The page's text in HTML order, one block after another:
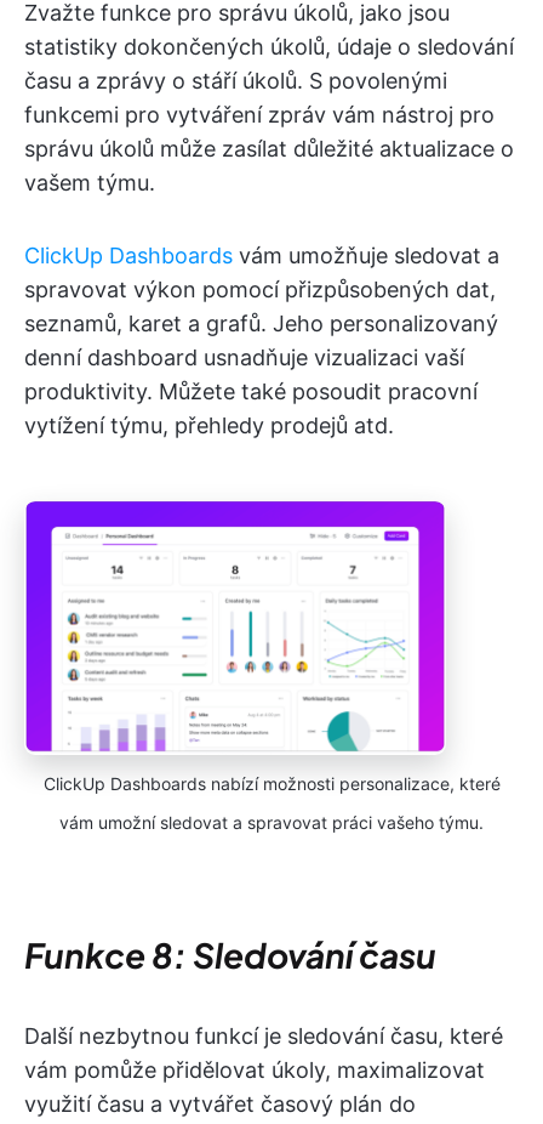
Zvažte funkce pro správu úkolů, jako jsou
statistiky dokončených úkolů, údaje o sledování
času a zprávy o stáří úkolů. S povolenými
funkcemi pro vytváření zpráv vám nástroj pro
správu úkolů může zasílat důležité aktualizace o
vašem týmu.
ClickUp Dashboards vám umožňuje sledovat a
spravovat výkon pomocí přizpůsobených dat,
seznamů, karet a grafů. Jeho personalizovaný
denní dashboard usnadňuje vizualizaci vaší
produktivity. Můžete také posoudit pracovní
vytížení týmu, přehledy prodejů atd.
ClickUp Dashboards nabízí možnosti personalizace, které
vám umožní sledovat a spravovat práci vašeho týmu.
Funkce 8: Sledování času
Další nezbytnou funkcí je sledování času, které
vám pomůže přidělovat úkoly, maximalizovat
využití času a vytvářet časový plán do